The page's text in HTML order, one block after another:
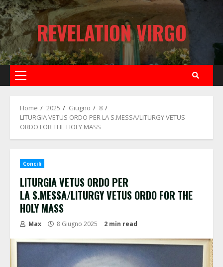
Skip
to
content
REVELATION VIRGO
Primary
Home 2025 Giugno
8
LITURGIA VETUS ORDO PER LA S.MESSA/LITURGY VETUS
ORDO FOR THE HOLY MASS
Concili
LITURGIA VETUS ORDO PER
LA S.MESSA/LITURGY VETUS ORDO FOR THE
HOLY MASS
Max 8 Giugno 2025 2 min read